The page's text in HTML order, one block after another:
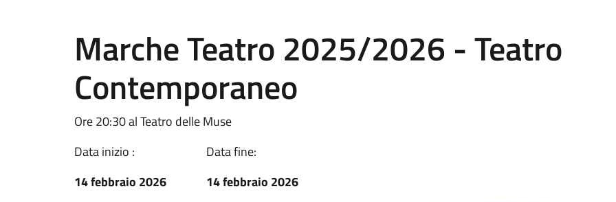
Marche Teatro 2025/2026 - Teatro
Contemporaneo
Ore 20:30 al Teatro delle Muse
Data inizio :
14 febbraio 2026
Data fine:
14 febbraio 2026